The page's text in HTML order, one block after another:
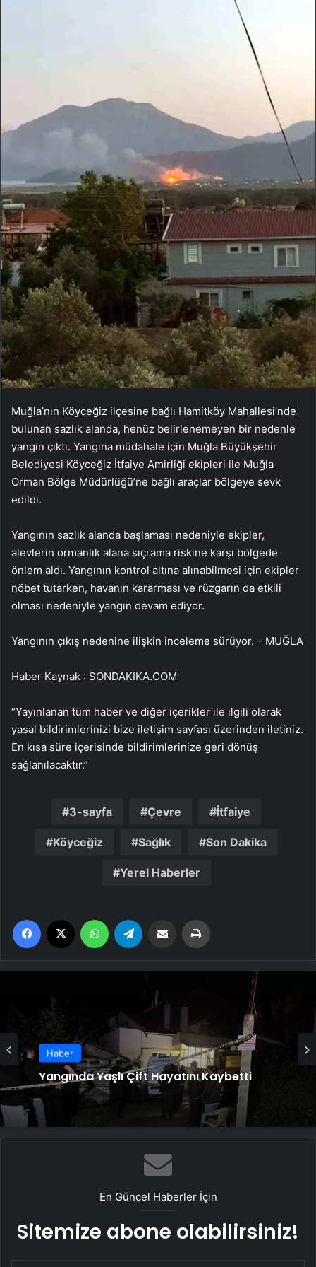
Muğla’nın Köyceğiz ilçesine bağlı Hamitköy Mahallesi’nde
bulunan sazlık alanda, henüz belirlenemeyen bir nedenle
yangın çıktı. Yangına müdahale için Muğla Büyükşehir
Belediyesi Köyceğiz İtfaiye Amirliği ekipleri ile Muğla
Orman Bölge Müdürlüğü’ne bağlı araçlar bölgeye sevk
edildi.
Yangının sazlık alanda başlaması nedeniyle ekipler,
alevlerin ormanlık alana sıçrama riskine karşı bölgede
önlem aldı. Yangının kontrol altına alınabilmesi için ekipler
nöbet tutarken, havanın kararması ve rüzgarın da etkili
olması nedeniyle yangın devam ediyor.
Yangının çıkış nedenine ilişkin inceleme sürüyor. – MUĞLA
Haber Kaynak : SONDAKIKA.COM
“Yayınlanan tüm haber ve diğer içerikler ile ilgili olarak
yasal bildirimlerinizi bize iletişim sayfası üzerinden iletiniz.
En kısa süre içerisinde bildirimlerinize geri dönüş
sağlanılacaktır.”
3-sayfa Çevre İtfaiye
Köyceğiz Sağlık Son Dakika
Yerel Haberler
Facebook WhatsApp Email'den paylaş
Haber
Yangında Yaşlı Çift Hayatını Kaybetti
Haber
Ayvalık’ta Zincirleme Kaza: 4 Yaralı
En Güncel Haberler İçin
Sitemize abone olabilirsiniz!